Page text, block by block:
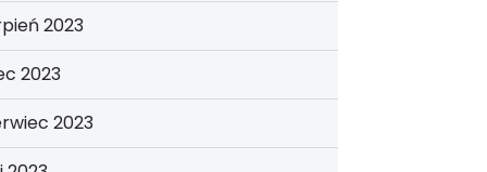
2023
2023
2023